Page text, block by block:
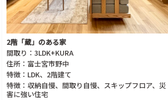
2階「蔵」のある家
間取り：3LDK+KURA
住所：富士宮市野中
特徴：LDK、2階建て
特徴：収納自慢、間取り自慢、スキップフロア、災
害に強い住宅